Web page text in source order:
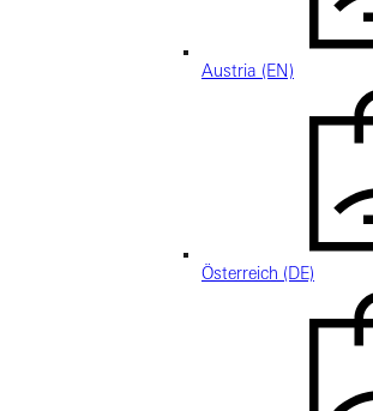
Austria (EN)
Österreich (DE)